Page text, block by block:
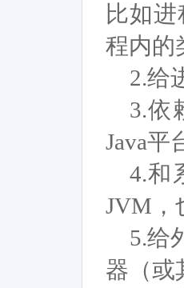
比如
程内
2.给
3.依
Java平
4.和
JVM
5.给
器（或